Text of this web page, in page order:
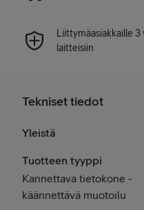
Liittymäasiakkaille
laitteisiin
Tekniset tiedot
Yleistä
Tuotteen tyyppi
Kannettava tietokone -
käännettävä muotoilu